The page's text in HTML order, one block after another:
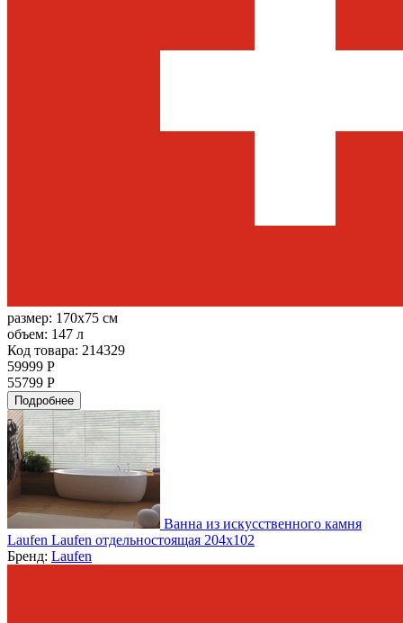
размер: 170x75 см
объем: 147 л
Код товара: 214329
59999 Р
55799 Р
Подробнее
Ванна из искусственного камня
Laufen Laufen отдельностоящая 204x102
Бренд: Laufen